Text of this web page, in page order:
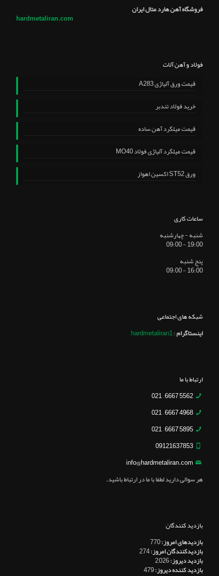
فروشگاه آهن هارد متال ایران
hardmetaliran.com
فولاد و آهن آلات
قیمت ورق آلیاژی A283
خرید فولاد تندبر
قیمت میلگرد آهن ساده
قیمت میلگرد آلیاژی فولاد MO40
ورق ST52 اکسین اهواز
ساعات کاری
شنبه - چهارشنبه
19:00 - 09:00
پنج شنبه
16:00 - 09:00
شبکه های اجتماعی
اینستاگرام:
hardmetaliran1
ارتباط با ما
5562 6667 – 021
4968 6667 – 021
5895 6667 – 021
09121637853
info@hardmetaliran.com
هر سوالی دارید لطفا با ما در ارتباط باشید.
بازدید کنندگان
بازدیدهای امروز:770
بازدیدکنندگان امروز:274
بازدید دیروز:2,026
بازدید کننده دیروز:479